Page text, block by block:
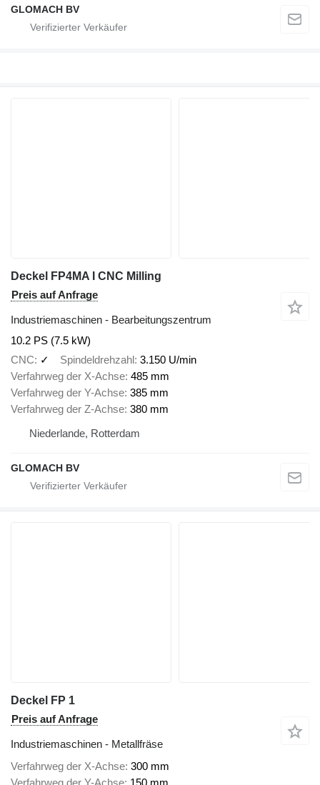
GLOMACH BV
Deckel FP4MA I CNC Milling
Preis auf Anfrage
Industriemaschinen - Bearbeitungszentrum
10.2 PS (7.5 kW)
CNC
✓ Spindeldrehzahl 3.150 U/min
Verfahrweg der X-Achse 485 mm
Verfahrweg der Y-Achse 385 mm
Verfahrweg der Z-Achse 380 mm
Niederlande, Rotterdam
GLOMACH BV
Deckel FP 1
Preis auf Anfrage
Industriemaschinen - Metallfräse
Verfahrweg der X-Achse 300 mm